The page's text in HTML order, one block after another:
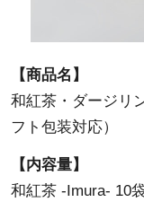
【商品名】
和紅茶・ダージリ
フト包装対応）
【内容量】
和紅茶 -Imura- 10